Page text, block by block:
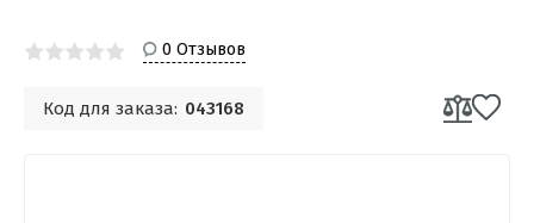
0 Отзывов
Код для заказа: 043168